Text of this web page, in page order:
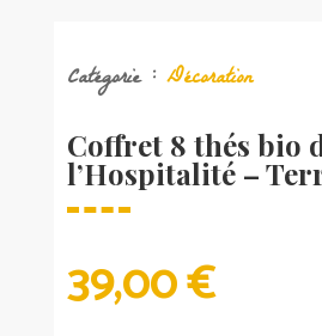
Catégorie : Décoration
Coffret 8 thés bio
l’Hospitalité –
39,00€